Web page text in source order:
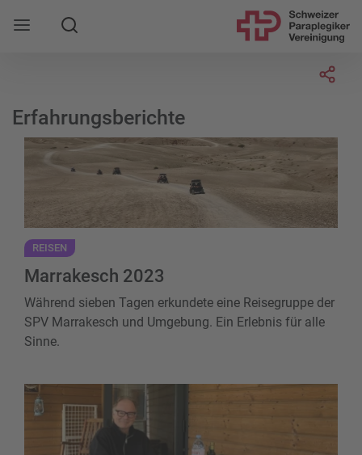
Mobile Navigation öffnen
Suche
Erfahrungsberichte
Marrakesch 2023
REISEN
Marrakesch 2023
Während sieben Tagen erkundete eine Reisegruppe der
SPV Marrakesch und Umgebung. Ein Erlebnis für alle
Sinne.
Abenteuer Zeltplatz